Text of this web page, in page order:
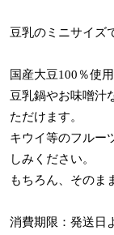
豆乳のミニサイズ
国産大豆100％使
豆乳鍋やお味噌汁
ただけます。
キウイ等のフルー
しみください。
もちろん、そのま
消費期限：発送日